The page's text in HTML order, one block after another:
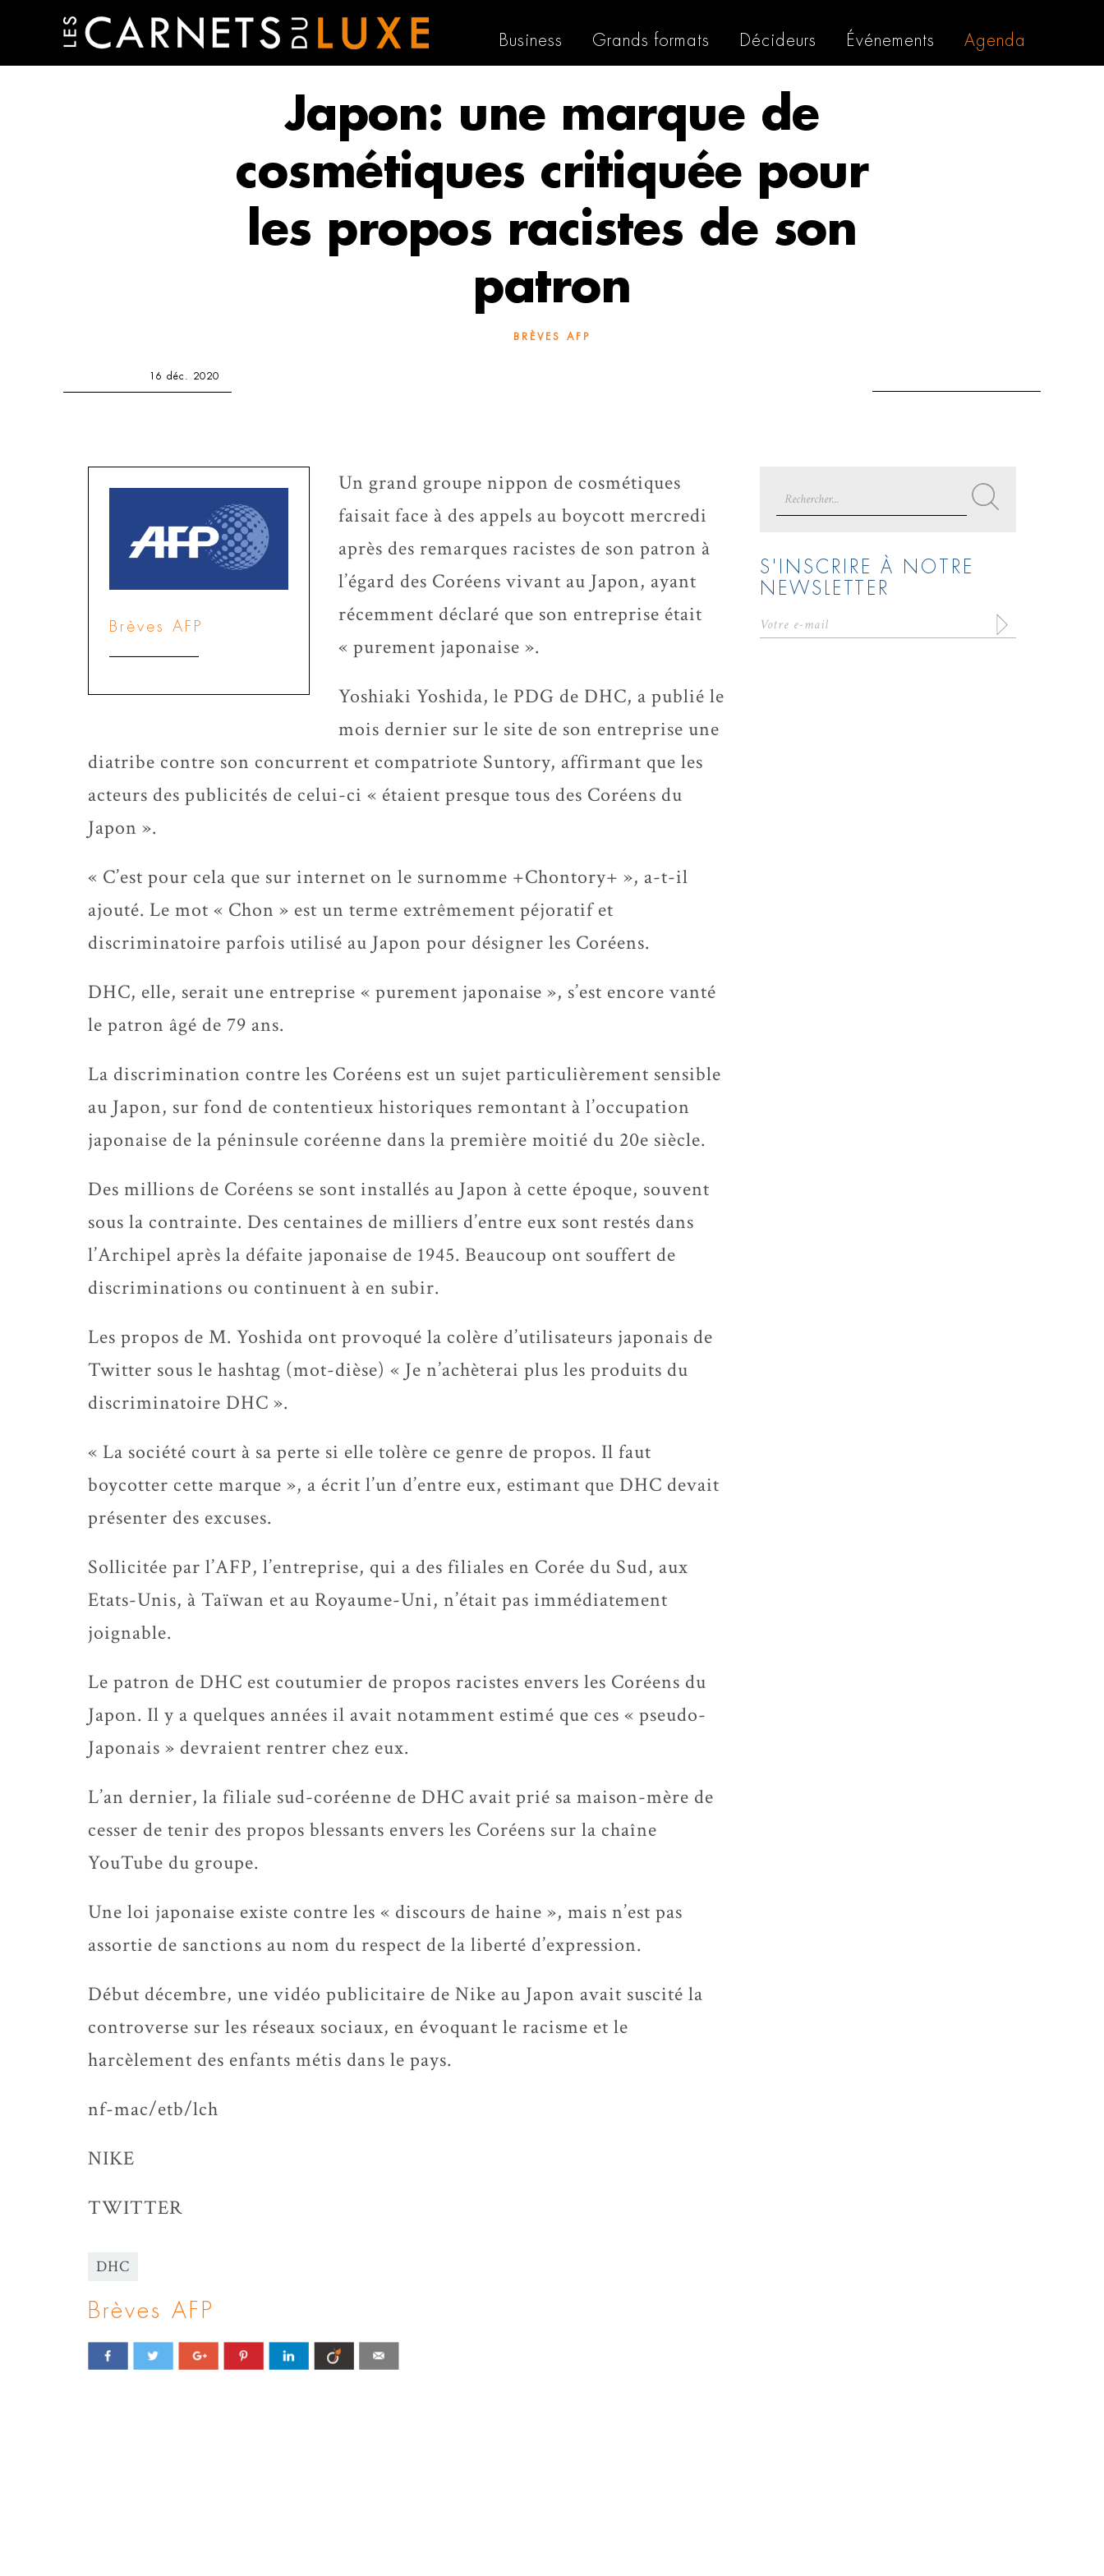
Business Grands formats Décideurs Événements Agenda
Japon: une marque de
cosmétiques critiquée pour
les propos racistes de son
patron
BRÈVES AFP
16 déc. 2020
Brèves AFP
Un grand groupe nippon de cosmétiques
faisait face à des appels au boycott mercredi
après des remarques racistes de son patron à
l’égard des Coréens vivant au Japon, ayant
récemment déclaré que son entreprise était
« purement japonaise ».
Yoshiaki Yoshida, le PDG de DHC, a publié le
mois dernier sur le site de son entreprise une
diatribe contre son concurrent et compatriote Suntory, affirmant que les
acteurs des publicités de celui-ci « étaient presque tous des Coréens du
Japon ».
« C’est pour cela que sur internet on le surnomme +Chontory+ », a-t-il
ajouté. Le mot « Chon » est un terme extrêmement péjoratif et
discriminatoire parfois utilisé au Japon pour désigner les Coréens.
DHC, elle, serait une entreprise « purement japonaise », s’est encore vanté
le patron âgé de 79 ans.
La discrimination contre les Coréens est un sujet particulièrement sensible
au Japon, sur fond de contentieux historiques remontant à l’occupation
japonaise de la péninsule coréenne dans la première moitié du 20e siècle.
Des millions de Coréens se sont installés au Japon à cette époque, souvent
sous la contrainte. Des centaines de milliers d’entre eux sont restés dans
l’Archipel après la défaite japonaise de 1945. Beaucoup ont souffert de
discriminations ou continuent à en subir.
Les propos de M. Yoshida ont provoqué la colère d’utilisateurs japonais de
Twitter sous le hashtag (mot-dièse) « Je n’achèterai plus les produits du
discriminatoire DHC ».
« La société court à sa perte si elle tolère ce genre de propos. Il faut
boycotter cette marque », a écrit l’un d’entre eux, estimant que DHC devait
présenter des excuses.
Sollicitée par l’AFP, l’entreprise, qui a des filiales en Corée du Sud, aux
Etats-Unis, à Taïwan et au Royaume-Uni, n’était pas immédiatement
joignable.
Le patron de DHC est coutumier de propos racistes envers les Coréens du
Japon. Il y a quelques années il avait notamment estimé que ces « pseudo-
Japonais » devraient rentrer chez eux.
L’an dernier, la filiale sud-coréenne de DHC avait prié sa maison-mère de
cesser de tenir des propos blessants envers les Coréens sur la chaîne
YouTube du groupe.
Une loi japonaise existe contre les « discours de haine », mais n’est pas
assortie de sanctions au nom du respect de la liberté d’expression.
Début décembre, une vidéo publicitaire de Nike au Japon avait suscité la
controverse sur les réseaux sociaux, en évoquant le racisme et le
harcèlement des enfants métis dans le pays.
nf-mac/etb/lch
NIKE
TWITTER
DHC
Brèves AFP
for:
S'INSCRIRE À NOTRE
NEWSLETTER